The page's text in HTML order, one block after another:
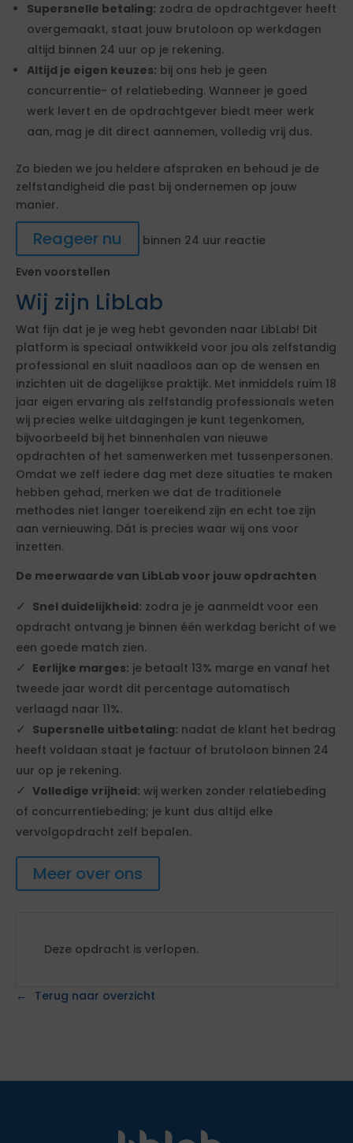
Supersnelle betaling: zodra de opdrachtgever heeft
overgemaakt, staat jouw brutoloon op werkdagen
altijd binnen 24 uur op je rekening.
Altijd je eigen keuzes: bij ons heb je geen
concurrentie- of relatiebeding. Wanneer je goed
werk levert en de opdrachtgever biedt meer werk
aan, mag je dit direct aannemen, volledig vrij dus.
Zo bieden we jou heldere afspraken en behoud je de
zelfstandigheid die past bij ondernemen op jouw
manier.
Reageer nu
binnen 24 uur reactie
Even voorstellen
Wij zijn LibLab
Wat fijn dat je je weg hebt gevonden naar LibLab! Dit
platform is speciaal ontwikkeld voor jou als zelfstandig
professional en sluit naadloos aan op de wensen en
inzichten uit de dagelijkse praktijk. Met inmiddels ruim 18
jaar eigen ervaring als zelfstandig professionals weten
wij precies welke uitdagingen je kunt tegenkomen,
bijvoorbeeld bij het binnenhalen van nieuwe
opdrachten of het samenwerken met tussenpersonen.
Omdat we zelf iedere dag met deze situaties te maken
hebben gehad, merken we dat de traditionele
methodes niet langer toereikend zijn en echt toe zijn
aan vernieuwing. Dát is precies waar wij ons voor
inzetten.
De meerwaarde van LibLab voor jouw opdrachten
Snel duidelijkheid: zodra je je aanmeldt voor een
opdracht ontvang je binnen één werkdag bericht of we
een goede match zien.
Eerlijke marges: je betaalt 13% marge en vanaf het
tweede jaar wordt dit percentage automatisch
verlaagd naar 11%.
Supersnelle uitbetaling: nadat de klant het bedrag
heeft voldaan staat je factuur of brutoloon binnen 24
uur op je rekening.
Volledige vrijheid: wij werken zonder relatiebeding
of concurrentiebeding; je kunt dus altijd elke
vervolgopdracht zelf bepalen.
Meer over ons
Deze opdracht is verlopen.
Terug naar overzicht